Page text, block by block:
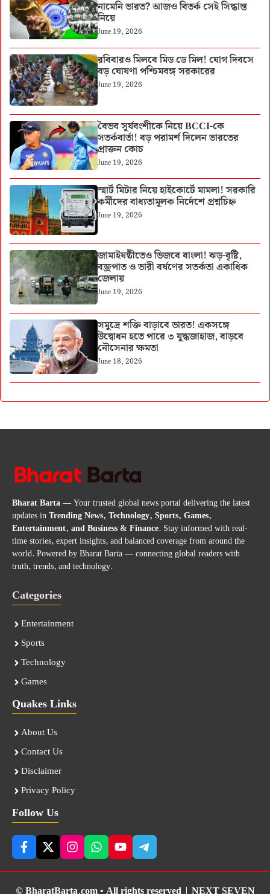
নামেনি ভারত? আজও বিতর্ক সেই সিদ্ধান্ত
নিয়ে
June 19, 2026
রবিবারও মিলবে মিড ডে মিল! যোগ দিবসে
বড় ঘোষণা পশ্চিমবঙ্গ সরকারের
June 19, 2026
বৈভব সূর্যবংশীকে নিয়ে BCCI-কে
সতর্কবার্তা! বড় পরামর্শ দিলেন ভারতের
প্রাক্তন কোচ
June 19, 2026
স্মার্ট মিটার নিয়ে হাইকোর্টে মামলা! সরকারি
কর্মীদের বাধ্যতামূলক নির্দেশে প্রশ্নচিহ্ন
June 19, 2026
জামাইষষ্ঠীতেও ভিজবে বাংলা! ঝড়-বৃষ্টি,
বজ্রপাত ও ভারী বর্ষণের সতর্কতা একাধিক
জেলায়
June 19, 2026
সমুদ্রে শক্তি বাড়াবে ভারত! একসঙ্গে
উদ্বোধন হতে পারে ৩ যুদ্ধজাহাজ, বাড়বে
নৌসেনার ক্ষমতা
June 18, 2026
Bharat Barta— Your trusted global news portal delivering the latest
updates inTrending News, Technology, Sports, Games,
Entertainment, and Business & Finance. Stay informed with real-
time stories, expert insights, and balanced coverage from around the
world. Powered by Bharat Barta — connecting global readers with
truth, trends, and technology.
Categories
Entertainment
Sports
Technology
Games
Quakes Links
About Us
Contact Us
Disclaimer
Privacy Policy
Follow Us